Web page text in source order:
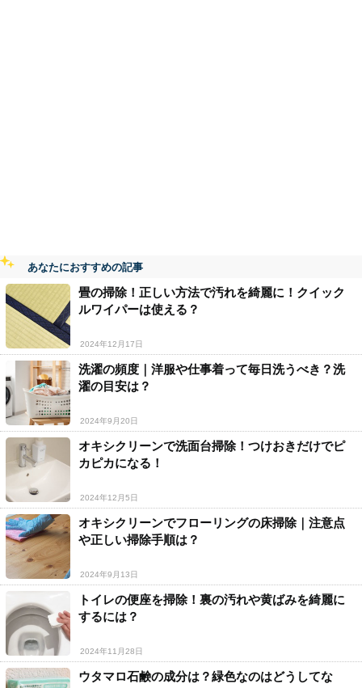
あなたにおすすめの記事
畳の掃除！正しい方法で汚れを綺麗に！クイック
ルワイパーは使える？
2024年12月17日
洗濯の頻度｜洋服や仕事着って毎日洗うべき？洗
濯の目安は？
2024年9月20日
オキシクリーンで洗面台掃除！つけおきだけでピ
カピカになる！
2024年12月5日
オキシクリーンでフローリングの床掃除｜注意点
や正しい掃除手順は？
2024年9月13日
トイレの便座を掃除！裏の汚れや黄ばみを綺麗に
するには？
2024年11月28日
ウタマロ石鹸の成分は？緑色なのはどうしてな